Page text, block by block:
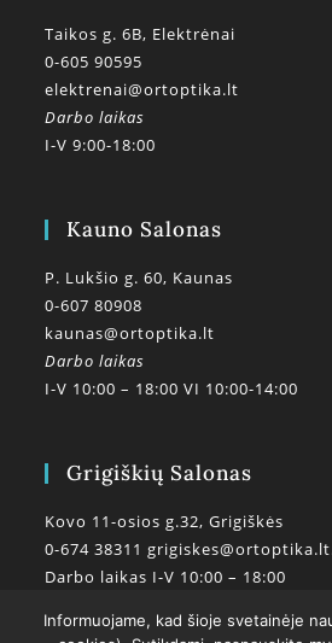
Taikos g. 6B, Elektrėnai
0-605 90595
elektrenai@ortoptika.lt
Darbo laikas
I-V 9:00-18:00
Kauno Salonas
P. Lukšio g. 60, Kaunas
0-607 80908
kaunas@ortoptika.lt
Darbo laikas
I-V 10:00 – 18:00 VI 10:00-14:00
Grigiškių Salonas
Kovo 11-osios g.32, Grigiškės
0-674 38311
Darbo laikas I-V 10:00 – 18:00
Informuojame, kad šioje svetainėje